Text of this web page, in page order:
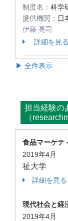
制度名： 科学
提供機関： 日
伊藤 亮司
詳細を見る
▶ 全件表示
担当経験の
（
食品マーケテ
2019年4月
祉大学
詳細を見る
現代社会と経
2019年4月